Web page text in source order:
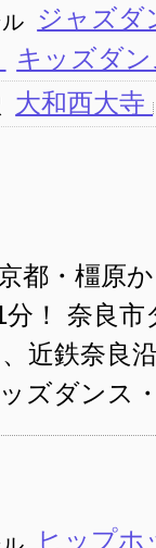
ジャズ
キッズダ
大和西大寺
都・橿原
分！ 奈良
近鉄奈良
ズダンス
ヒップ